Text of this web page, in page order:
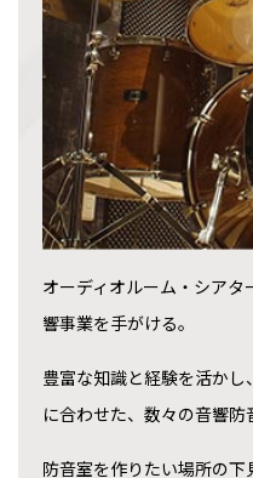
オーディオルーム・シア
響事業を手がける。
豊富な知識と経験を活か
に合わせた、数々の音響防
防音室を作りたい場所の